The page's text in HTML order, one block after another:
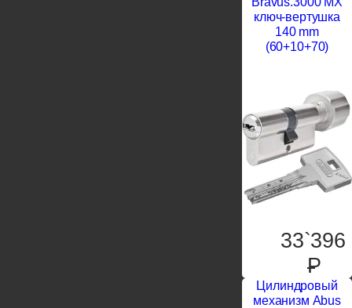
ключ-вертушка
140 mm
(60+10+70)
33`396
P
Цилиндровый
механизм Abus